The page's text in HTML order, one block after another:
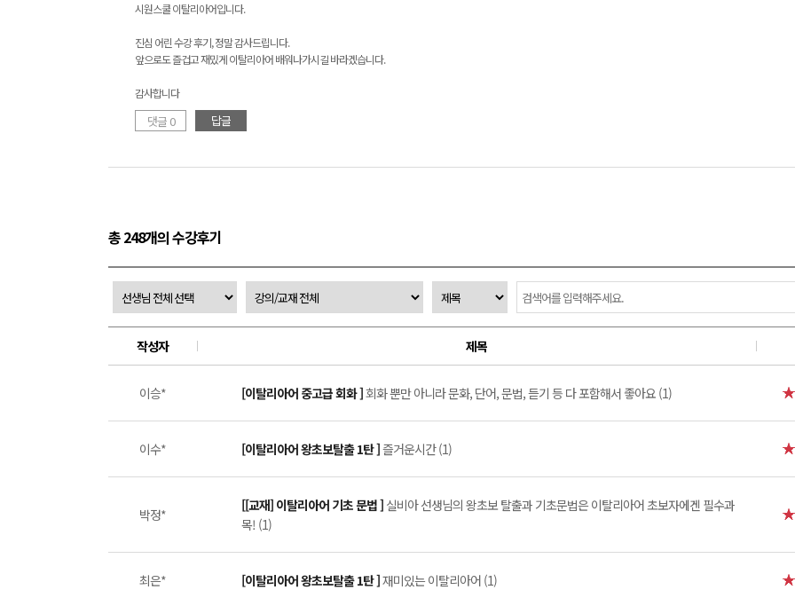
시원스쿨 이탈리아어입니다.
진심 어린 수강 후기, 정말 감사드립니다.
앞으로도 즐겁고 재밌게 이탈리아어 배워나가시길 바라겠습니다.
감사합니다
댓글 0 답글
총 248개의 수강후기
작성자 제목
이승* [이탈리아어 중고급 회화 ]회화 뿐만 아니라 문화, 단어, 문법, 듣기 등 다 포함해서 좋아요 (1)
이수* [이탈리아어 왕초보탈출 1탄 ]즐거운시간 (1)
박정*
[[교재] 이탈리아어 기초 문법 ] 실비아 선생님의 왕초보 탈출과 기초문법은 이탈리아어 초보자에겐 필수과
목! (1)
최은* [이탈리아어 왕초보탈출 1탄 ]재미있는 이탈리아어 (1)